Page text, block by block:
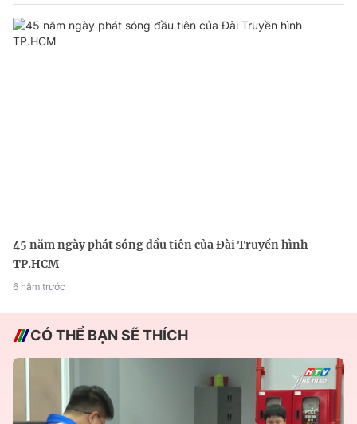
45 năm ngày phát sóng đầu tiên của Đài Truyền hình
TP.HCM
6 năm trước
CÓ THỂ BẠN SẼ THÍCH